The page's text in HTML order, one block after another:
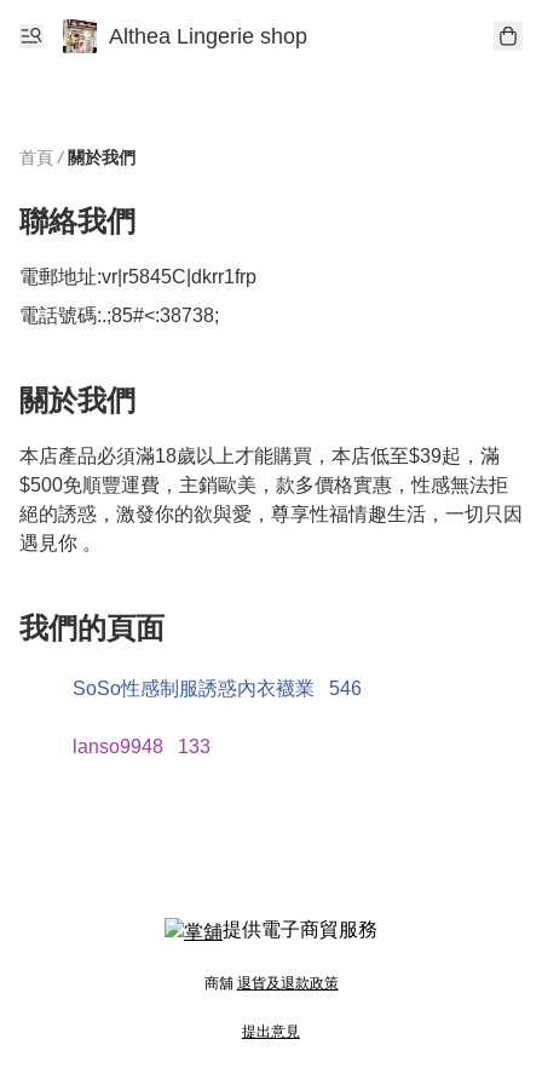
Althea Lingerie shop
首頁 / 關於我們
聯絡我們
電郵地址:vr|r5845C|dkrr1frp
電話號碼:.;85#<:38738;
關於我們
本店產品必須滿18歲以上才能購買，本店低至$39起，滿
$500免順豐運費，主銷歐美，款多價格實惠，性感無法拒
絕的誘惑，激發你的欲與愛，尊享性福情趣生活，一切只因
遇見你 。
我們的頁面
SoSo性感制服誘惑內衣襪業 546
lanso9948 133
提供電子商貿服務
商舖 退貨及退款政策
提出意見